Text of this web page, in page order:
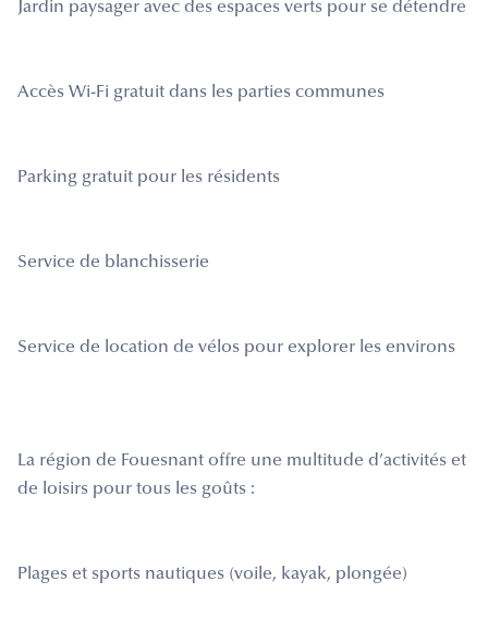
Jardin paysager avec des espaces verts pour se détendre
Accès Wi-Fi gratuit dans les parties communes
Parking gratuit pour les résidents
Service de blanchisserie
Service de location de vélos pour explorer les environs
La région de Fouesnant offre une multitude d’activités et
de loisirs pour tous les goûts :
Plages et sports nautiques (voile, kayak, plongée)